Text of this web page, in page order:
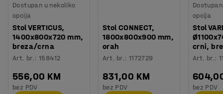
Dostupan u nekoliko
opcija
Stol VERTICUS,
1400x800x720 mm,
breza/crna
Art. br.:158412
556,00 KM
bez PDV
Stol CONNECT,
1800x800x900 mm,
orah
Art. br.: 1172729
831,00 KM
bez PDV
opcija
Stol
crni,
Art. br.:
bez PDV